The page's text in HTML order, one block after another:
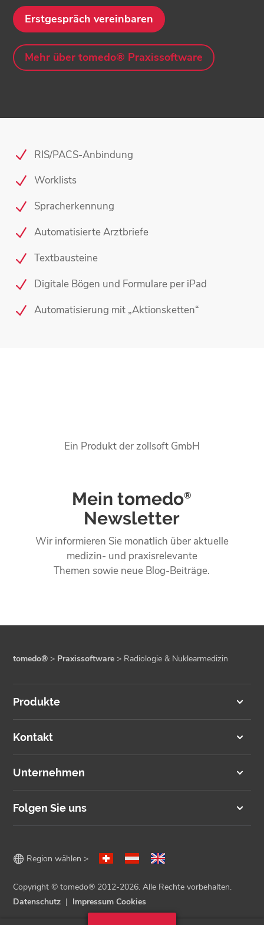
Erstgespräch vereinbaren
Mehr über tomedo® Praxissoftware
RIS/PACS-Anbindung
Worklists
Spracherkennung
Automatisierte Arztbriefe
Textbausteine
Digitale Bögen und Formulare per iPad
Automatisierung mit „Aktionsketten“
Ein Produkt der zollsoft GmbH
Mein tomedo®
Newsletter
Wir informieren Sie monatlich über aktuelle
medizin- und praxisrelevante
Themen sowie neue Blog-Beiträge.
tomedo® > Praxissoftware > Radiologie & Nuklearmedizin
Produkte
Kontakt
Unternehmen
Folgen Sie uns
 Region wählen >
Copyright © tomedo® 2012-2026. Alle Rechte vorbehalten.
Datenschutz
Impressum Cookies